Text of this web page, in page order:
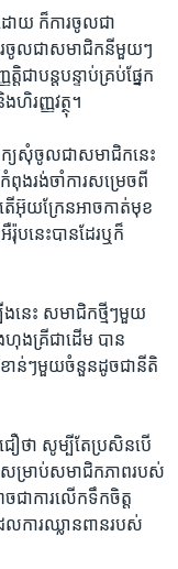
ោយ ក៏​ការ​ចូល​ជា​
ារ​ចូល​ជា​សមាជិក​នីមួយៗ​
ា​បន្តបន្ទាប់​គ្រប់​ផ្នែក​
ហិរញ្ញវត្ថុ។
យ​សុំ​ចូល​ជា​សមាជិក​នេះ​
ង​រង់ចាំ​ការ​សម្រេច​ពី​
ើ​អ៊ុយក្រែន​អាច​កាត់​មុខ​
នេះ​បាន​ដែរ​ឬ​ក៏​
ង​នេះ សមាជិក​ថ្មីៗ​មួយ​
គ្រី​ជាដើម បាន​
ាន់ៗ​មួយ​ចំនួន​ដូចជា​នីតិ
ជឿ​ថា សូម្បីតែ​ប្រសិនបើ​
ម្រាប់​សមាជិកភាព​របស់​
ា​ការ​លើក​ទឹកចិត្ត​
ល​ការ​ឈ្លានពាន​របស់​